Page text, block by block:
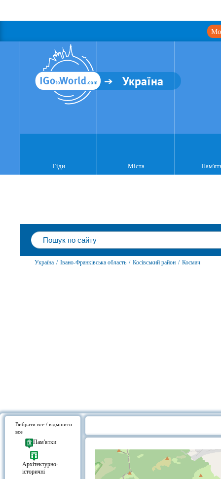
Україна
Гіди Міста
Україна / Івано-Франківська область / Косівський район / Космач
Вибрати все / відмінити
все
Пам'ятки
Архітектурно-
історичні